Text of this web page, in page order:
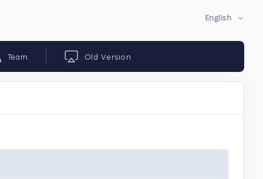
English
Team Old Version